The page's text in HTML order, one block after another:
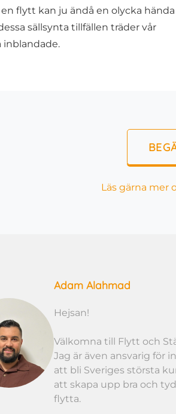
flytt kan ju ändå en olycka hända
sällsynta tillfällen träder vår
inblandade.
Läs gärna mer
Adam Alahmad
Hejsan!
Välkomna till Flytt och
Jag är även ansvarig för
att bli Sveriges största
att skapa upp bra och
flytta.